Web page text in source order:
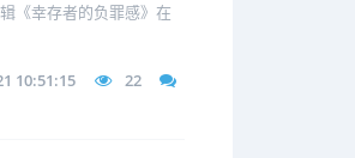
《幸存者的负罪感》在
10:51:15 22